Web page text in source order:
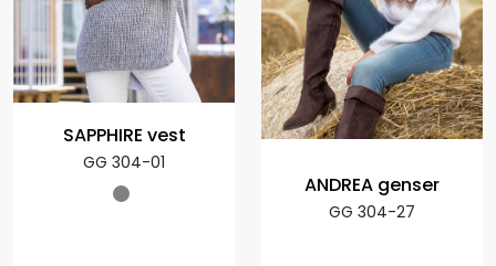
SAPPHIRE vest
GG 304-01
ANDREA genser
GG 304-27